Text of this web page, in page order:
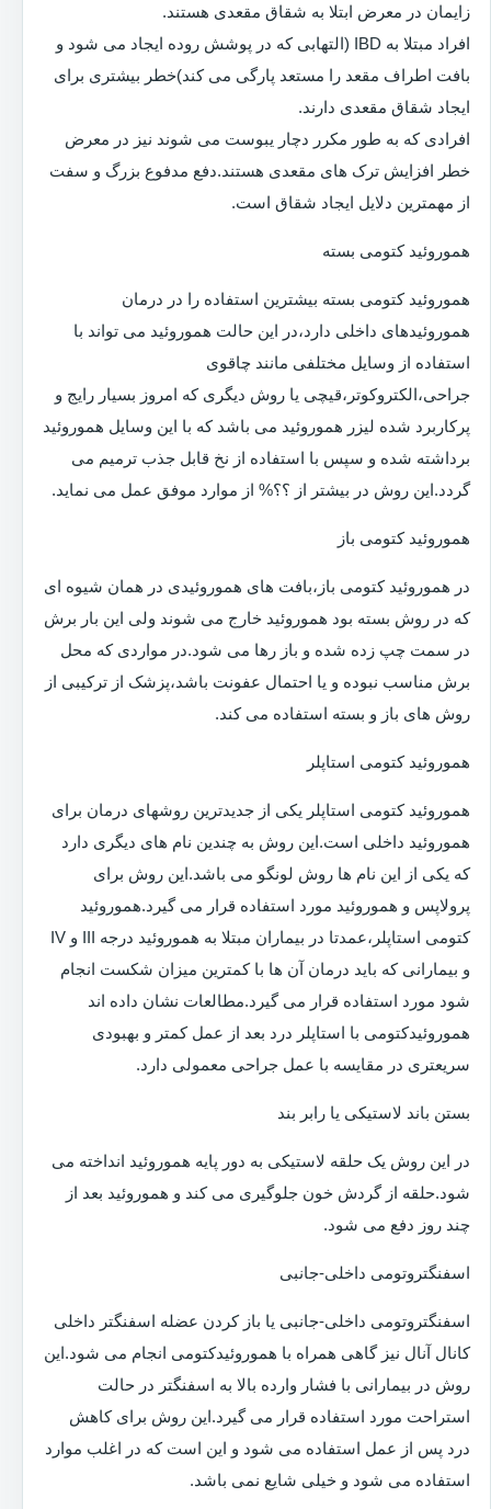
زایمان در معرض ابتلا به شقاق مقعدی هستند.
افراد مبتلا به IBD (التهابی که در پوشش روده ایجاد می شود و
بافت اطراف مقعد را مستعد پارگی می کند)خطر بیشتری برای
ایجاد شقاق مقعدی دارند.
افرادی که به طور مکرر دچار یبوست می شوند نیز در معرض
خطر افزایش ترک های مقعدی هستند.دفع مدفوع بزرگ و سفت
از مهمترین دلایل ایجاد شقاق است.
هموروئید کتومی بسته
هموروئید کتومی بسته بیشترین استفاده را در درمان
هموروئیدهای داخلی دارد،در این حالت هموروئید می تواند با
استفاده از وسایل مختلفی مانند چاقوی
جراحی،الکتروکوتر،قیچی یا روش دیگری که امروز بسیار رایج و
پرکاربرد شده لیزر هموروئید می باشد که با این وسایل هموروئید
برداشته شده و سپس با استفاده از نخ قابل جذب ترمیم می
گردد.این روش در بیشتر از ؟؟% از موارد موفق عمل می نماید.
هموروئید کتومی باز
در هموروئید کتومی باز،بافت های هموروئیدی در همان شیوه ای
که در روش بسته بود هموروئید خارج می شوند ولی این بار برش
در سمت چپ زده شده و باز رها می شود.در مواردی که محل
برش مناسب نبوده و یا احتمال عفونت باشد،پزشک از ترکیبی از
روش های باز و بسته استفاده می کند.
هموروئید کتومی استاپلر
هموروئید کتومی استاپلر یکی از جدیدترین روشهای درمان برای
هموروئید داخلی است.این روش به چندین نام های دیگری دارد
که یکی از این نام ها روش لونگو می باشد.این روش برای
پرولاپس و هموروئید مورد استفاده قرار می گیرد.هموروئید
کتومی استاپلر،عمدتا در بیماران مبتلا به هموروئید درجه III و IV
و بیمارانی که باید درمان آن ها با کمترین میزان شکست انجام
شود مورد استفاده قرار می گیرد.مطالعات نشان داده اند
هموروئیدکتومی با استاپلر درد بعد از عمل کمتر و بهبودی
سریعتری در مقایسه با عمل جراحی معمولی دارد.
بستن باند لاستیکی یا رابر بند
در این روش یک حلقه لاستیکی به دور پایه هموروئید انداخته می
شود.حلقه از گردش خون جلوگیری می کند و هموروئید بعد از
چند روز دفع می شود.
اسفنگتروتومی داخلی-جانبی
اسفنگتروتومی داخلی-جانبی یا باز کردن عضله اسفنگتر داخلی
کانال آنال نیز گاهی همراه با هموروئیدکتومی انجام می شود.این
روش در بیمارانی با فشار وارده بالا به اسفنگتر در حالت
استراحت مورد استفاده قرار می گیرد.این روش برای کاهش
درد پس از عمل استفاده می شود و این است که در اغلب موارد
استفاده می شود و خیلی شایع نمی باشد.